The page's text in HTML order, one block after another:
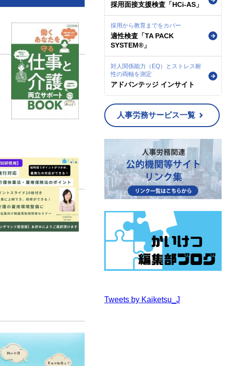
採用面接支援検査「HCi-AS」
採用から教育までをカバー
適性検査「TA PACK
SYSTEM®」
対人関係能力（EQ）とストレス耐
性の両軸を測定
アドバンテッジ インサイト
人事労務サービス一覧
Tweets by Kaiketsu_J